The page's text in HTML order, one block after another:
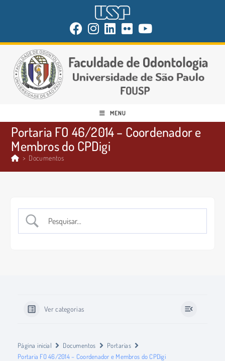
MENU
Portaria FO 46/2014 – Coordenador e
Membros do CPDigi
> Documentos
Ver categorias
Página inicial Documentos
Portarias
Portaria FO 46/2014 – Coordenador e Membros do CPDigi